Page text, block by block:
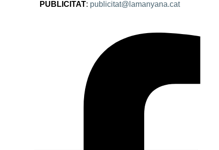
PUBLICITAT: publicitat@lamanyana.cat